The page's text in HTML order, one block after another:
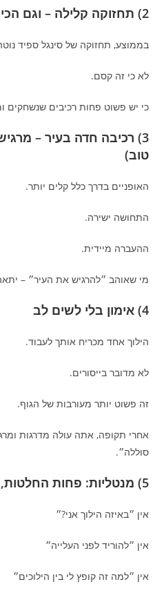
2) תחזוקה קלילה – וגם הכיס אומר תודה
בממוצע, תחזוקה של סינגל ספיד
לא כי זה קסם.
כי יש פשוט פחות רכיבים שנשחקים
3) רכיבה חדה בעיר –
טוב)
האופניים בדרך כלל קלים יותר.
התחושה ישירה.
ההעברה מיידית.
מי שאוהב ״להרגיש את העיר״ –
4) אימון בלי לשים לב
הילוך אחד מכריח אותך לעבוד.
לא מדובר בייסורים.
זה פשוט יותר מעורבות של הגוף.
אחרי תקופה, אתה עולה מדרגות
סוללה״.
5) מנטליות: פחות החלטות, יותר רכיבה
אין ״באיזה הילוך אני?״
אין ״להוריד לפני העלייה״
אין ״למה זה קופץ לי בין הילוכים״